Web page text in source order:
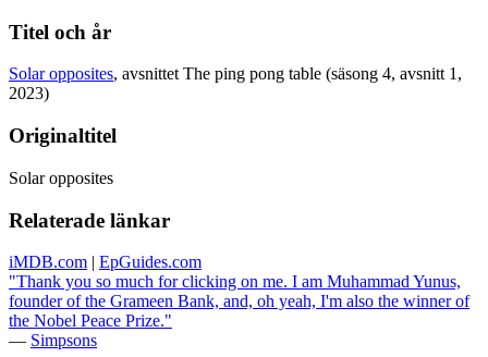
Titel och år
Solar opposites, avsnittet The ping pong table (säsong 4, avsnitt 1,
2023)
Originaltitel
Solar opposites
Relaterade länkar
iMDB.com | EpGuides.com
"Thank you so much for clicking on me. I am Muhammad Yunus,
founder of the Grameen Bank, and, oh yeah, I'm also the winner of
the Nobel Peace Prize."
— Simpsons